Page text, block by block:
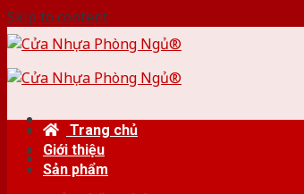
Skip to content
Trang chủ
Giới thiệu
Sản phẩm